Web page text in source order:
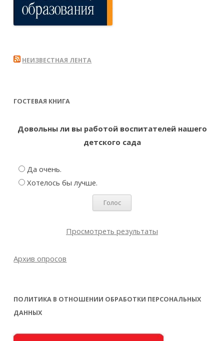
НЕИЗВЕСТНАЯ ЛЕНТА
ГОСТЕВАЯ КНИГА
Довольны ли вы работой воспитателей нашего
детского сада
Да очень.
Хотелось бы лучше.
Просмотреть результаты
Архив опросов
ПОЛИТИКА В ОТНОШЕНИИ ОБРАБОТКИ ПЕРСОНАЛЬНЫХ
ДАННЫХ